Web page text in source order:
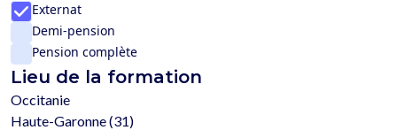
Externat
Demi-pension
Pension complète
Lieu de la formation
Occitanie
Haute-Garonne (31)